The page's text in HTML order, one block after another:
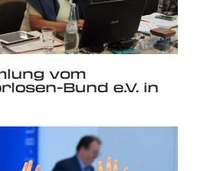
vom
Bund e.V. in